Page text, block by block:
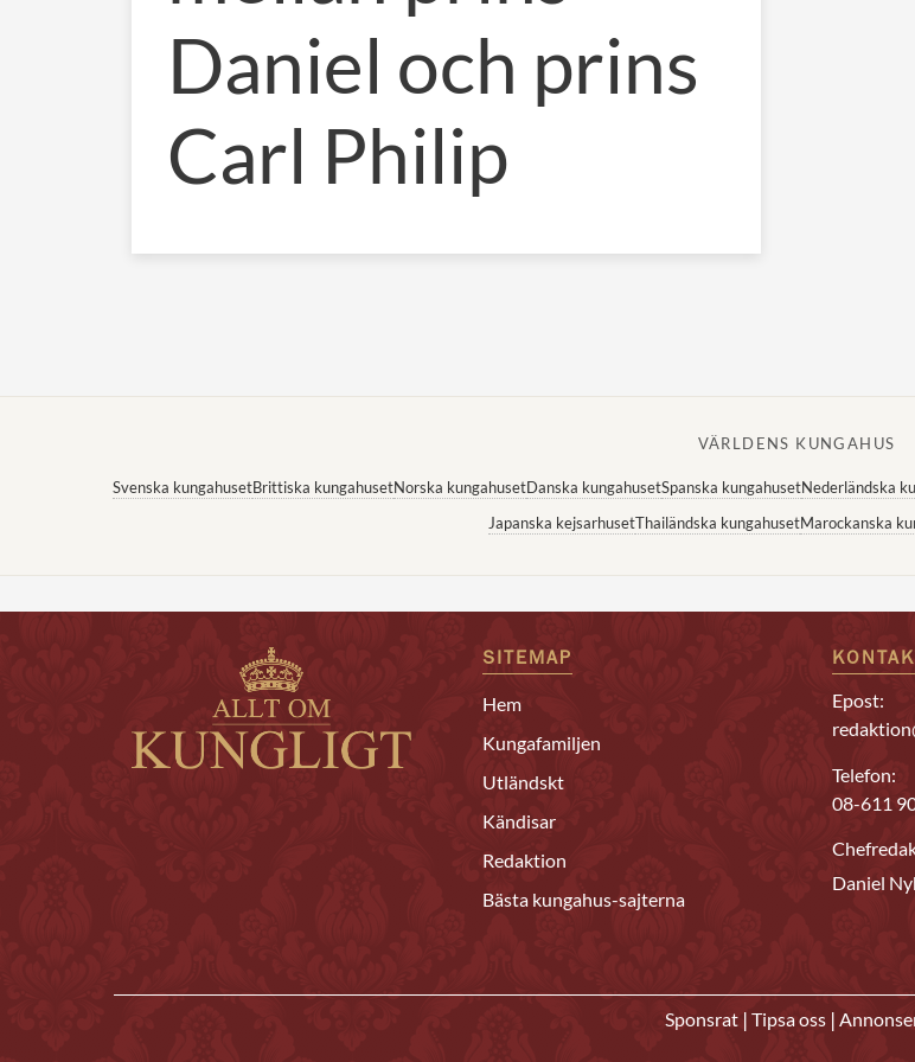
Daniel och prins
Carl Philip
VÄRLDENS KUNGAHUS
Svenska kungahusetBrittiska kungahusetNorska kungahusetDanska kungahusetSpanska kungahusetNederländska
Japanska kejsarhusetThailändska kungahusetMarockanska
SITEMAP
Hem
Kungafamiljen
Utländskt
Kändisar
Redaktion
Bästa kungahus-sajterna
Epost:
Telefon:
08-611
Daniel
Sponsrat | Tipsa oss |